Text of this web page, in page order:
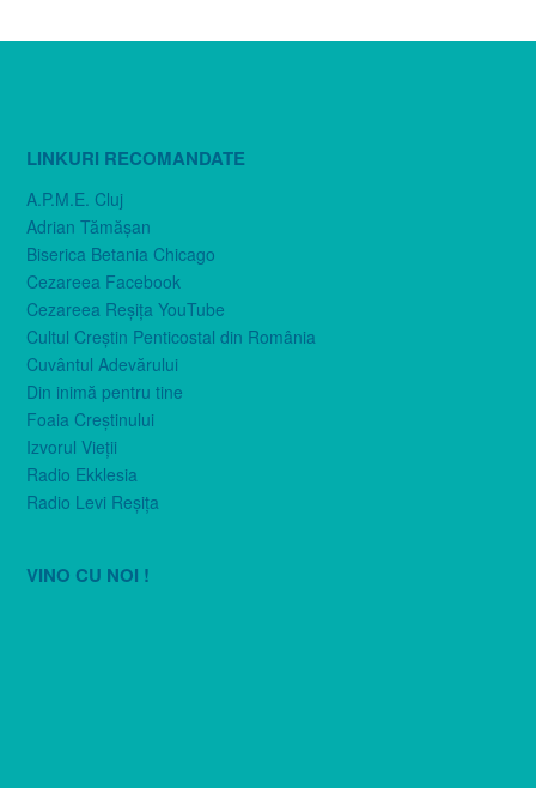
LINKURI RECOMANDATE
A.P.M.E. Cluj
Adrian Tămăşan
Biserica Betania Chicago
Cezareea Facebook
Cezareea Reşiţa YouTube
Cultul Creştin Penticostal din România
Cuvântul Adevărului
Din inimă pentru tine
Foaia Creştinului
Izvorul Vieţii
Radio Ekklesia
Radio Levi Reşiţa
VINO CU NOI !